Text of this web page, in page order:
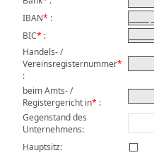
IBAN* :
BIC* :
Handels- /
Vereinsregisternummer*
:
beim Amts- /
Registergericht in* :
Gegenstand des
Unternehmens:
Hauptsitz: